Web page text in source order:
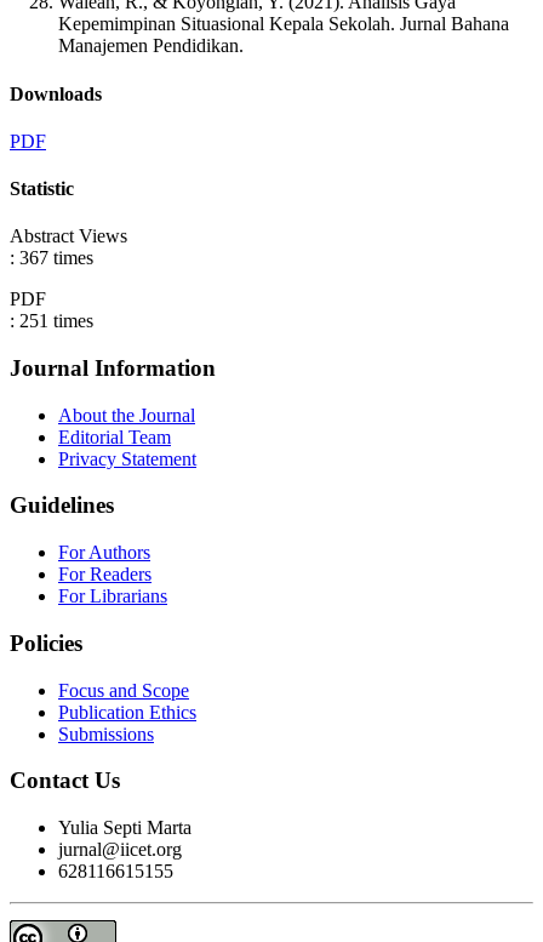
Kepemimpinan Situasional Kepala Sekolah. Jurnal Bahana
Manajemen Pendidikan.
Downloads
PDF
Statistic
Abstract Views
: 367 times
PDF
: 251 times
Journal Information
About the Journal
Editorial Team
Privacy Statement
Guidelines
For Authors
For Readers
For Librarians
Policies
Focus and Scope
Publication Ethics
Submissions
Contact Us
Yulia Septi Marta
jurnal@iicet.org
628116615155